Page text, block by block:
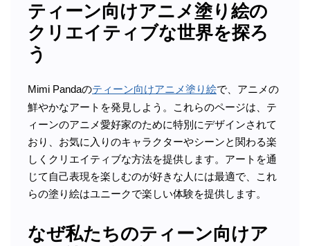
ティーン向けアニメ塗り絵の
クリエイティブな世界を探ろ
う
Mimi Pandaのティーン向けアニメ塗り絵で、アニメの
鮮やかなアートを発見しよう。これらのページは、テ
ィーンのアニメ愛好家のために特別にデザインされて
おり、お気に入りのキャラクターやシーンと関わる楽
しくクリエイティブな方法を提供します。アートを通
じて自己表現を楽しむのが好きな人には最適で、これ
らの塗り絵はユニークで楽しい体験を提供します。
なぜ私たちのティーン向けア